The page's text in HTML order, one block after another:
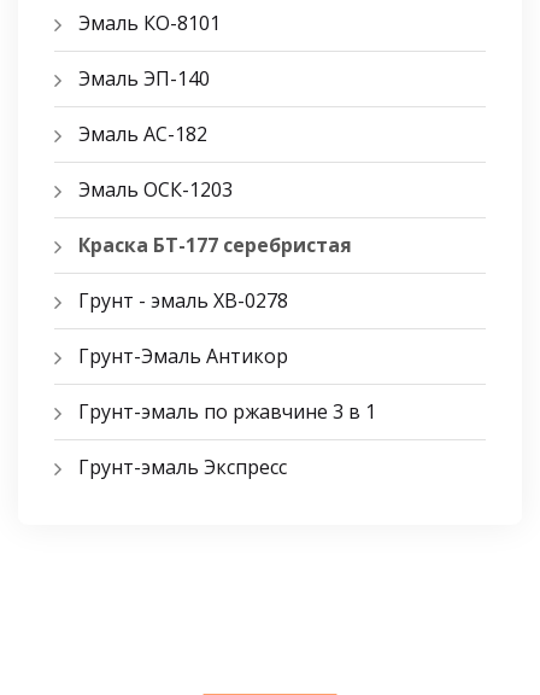
Эмаль КО-8101
Эмаль ЭП-140
Эмаль АС-182
Эмаль ОСК-1203
Краска БТ-177 серебристая
Грунт - эмаль ХВ-0278
Грунт-Эмаль Антикор
Грунт-эмаль по ржавчине 3 в 1
Грунт-эмаль Экспресс